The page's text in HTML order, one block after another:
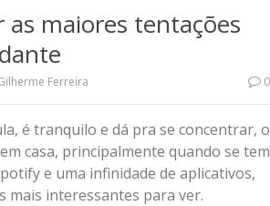
as maiores tentações
Ferreira 0
é tranquilo e dá pra se concentrar, o
casa, principalmente quando se tem
e uma infinidade de aplicativos,
mais interessantes para ver.